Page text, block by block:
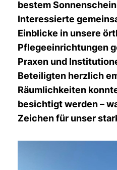
bestem
Interessierte
Einblicke in unsere
Pflegeeinrichtungen
Praxen und
Beteiligten herzlich
Räumlichkeiten
besichtigt werden –
Zeichen für unser